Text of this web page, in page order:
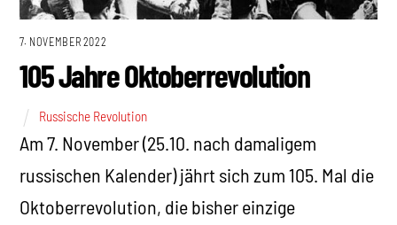
7. NOVEMBER 2022
105 Jahre Oktoberrevolution
Russische Revolution
Am 7. November (25.10. nach damaligem
russischen Kalender) jährt sich zum 105. Mal die
Oktoberrevolution, die bisher einzige